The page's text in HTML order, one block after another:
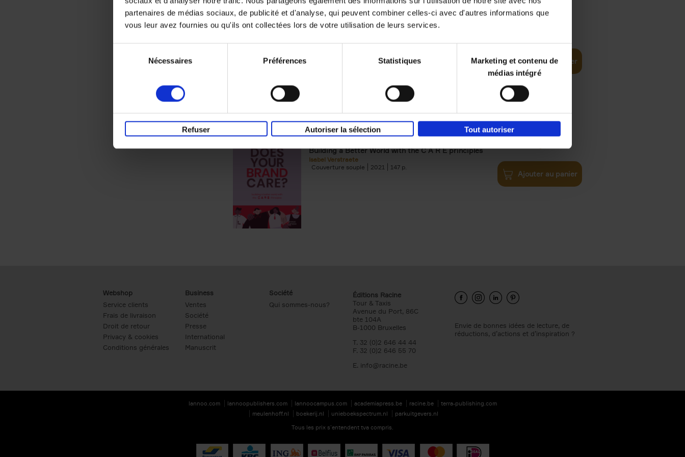
partenaires de médias sociaux, de publicité et d'analyse, qui peuvent combiner celles-ci avec d'autres informations que
vous leur avez fournies ou qu'ils ont collectées lors de votre utilisation de leurs services.
Nécessaires Préférences Statistiques
Marketing et contenu de
médias intégré
Refuser Autoriser la sélection Tout autoriser
Digital marketing like a PRO -
completely revised edition
Ajouter au panier
Does Your Brand Care?
Building a Better World with the C A R E principles
Isabel Verstraete
Couverture souple
2021 147
€34,99
Ajouter au panier
Webshop
Service clients
Frais de livraison
Droit de retour
Privacy & cookies
Conditions générales
Business
Ventes
Société
Presse
International
Manuscrit
Société
Qui sommes-nous?
Éditions Racine
Tour & Taxis
Avenue du Port, 86C
bte 104A
B-1000 Bruxelles
T. 32 (0)2 646 44 44
F. 32 (0)2 646 55 70
E. info@racine.be
Envie de bonnes idées de lecture, de
réductions, d’actions et d’inspiration ?
lannoo.com lannoopublishers.com lannoocampus.com academiapress.be racine.be
terra-publishing.com
meulenhoff.nl
boekerij.nl unieboekspectrum.nl
parkuitgevers.nl
Tous les prix s’entendent tva compris.